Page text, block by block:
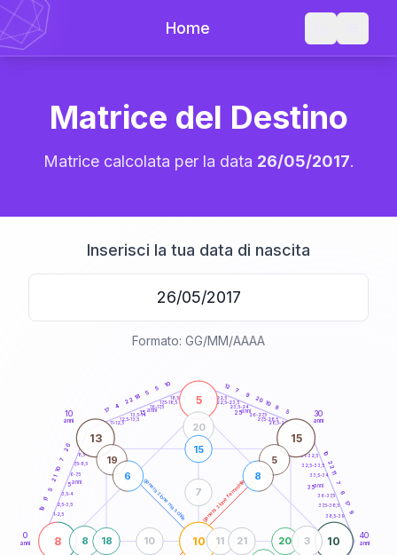
Home
Matrice del Destino
Matrice calcolata per la data 26/05/2017.
Inserisci la tua data di nascita
Formato: GG/MM/AAAA
generazione maschile generazione femminile
0
anni
10
anni
30
anni
40
anni
1-2,5
2,5-3,5
3,5-4
6-7,5
7,5-8,5
8,5-9
11-12,5
12,5-13,5
13,5-14
16-17,5
17,5-18,5
18,5-19
21-22,5
22,5-23,5
23,5-24
26-27,5
27,5-28,5
28,5-29
31-32,5
32,5-33,5
33,5-34
36-37,5
37,5-38,5
38,5-39
19
11
5
21
10
7
20
17
4
22 18 5
5
10 12 7
9
20 10 8
5
10
22
11
7
6
17
9
8
5
10
10
13 15
20
8
20
3
18
15
11 21
10
7
19
6
5
8
5anni
15 anni 25anni
35anni